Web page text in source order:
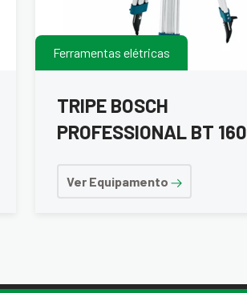
Ferramentas elétricas
TRIPE BOSCH
PROFESSIONAL BT 160
Ver Equipamento